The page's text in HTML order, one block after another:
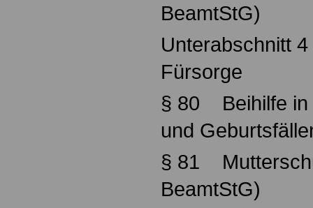
BeamtStG)
Unterabschnitt 4
Fürsorge
§ 80 Beihilfe in
und
§ 81
BeamtStG)